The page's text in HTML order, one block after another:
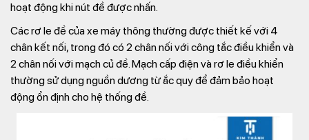
hoạt động khi nút đề được nhấn.
Các rơ le đề của xe máy thông thường được thiết kế với 4
chân kết nối, trong đó có 2 chân nối với công tắc điều khiển và
2 chân nối với mạch củ đề. Mạch cấp điện và rơ le điều khiển
thường sử dụng nguồn dương từ ắc quy để đảm bảo hoạt
động ổn định cho hệ thống đề.